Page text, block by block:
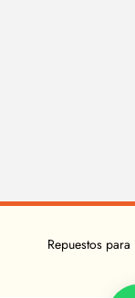
Repuestos